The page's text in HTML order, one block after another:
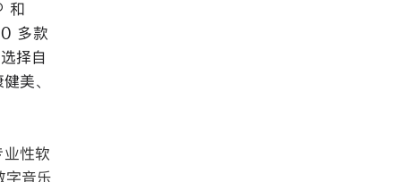
和
多款
择自
美、
性软
字音乐